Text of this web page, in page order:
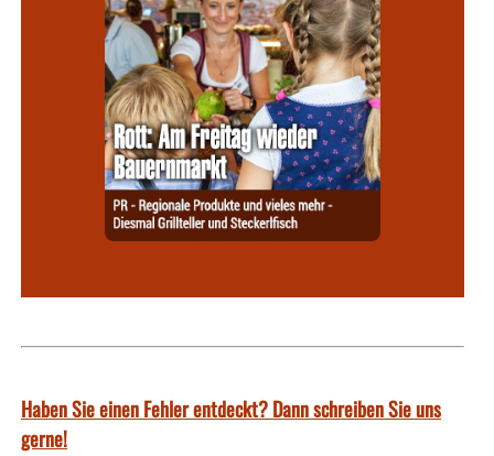
Haben Sie einen Fehler entdeckt? Dann schreiben Sie uns
gerne!